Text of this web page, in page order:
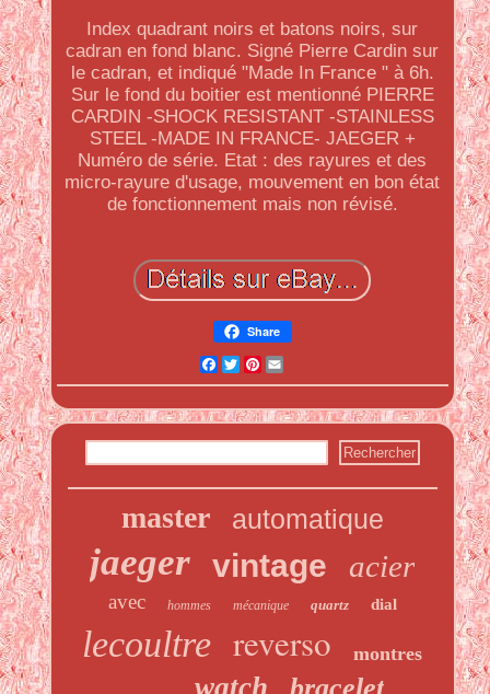
Index quadrant noirs et batons noirs, sur
cadran en fond blanc. Signé Pierre Cardin sur
le cadran, et indiqué "Made In France " à 6h.
Sur le fond du boitier est mentionné PIERRE
CARDIN -SHOCK RESISTANT -STAINLESS
STEEL -MADE IN FRANCE- JAEGER +
Numéro de série. Etat : des rayures et des
micro-rayure d'usage, mouvement en bon état
de fonctionnement mais non révisé.
Share
Facebook
Twitter
Pinterest
Email
master automatique
jaeger vintage acier
avec hommes mécanique quartz dial
lecoultre reverso montres
watch